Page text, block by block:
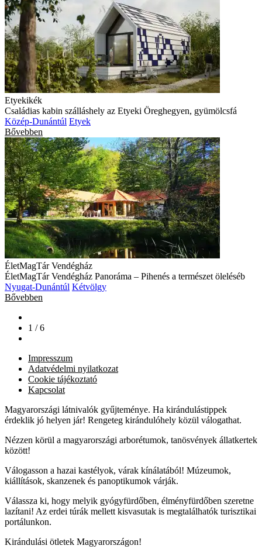
Etyekikék
Családias kabin szálláshely az Etyeki Öreghegyen, gyümölcsfá
Közép-Dunántúl Etyek
Bővebben
ÉletMagTár Vendégház
ÉletMagTár Vendégház Panoráma – Pihenés a természet öleléséb
Nyugat-Dunántúl Kétvölgy
Bővebben
1 / 6
Impresszum
Adatvédelmi nyilatkozat
Cookie tájékoztató
Kapcsolat
Magyarországi látnivalók gyűjteménye. Ha kirándulástippek
érdeklik jó helyen jár! Rengeteg kirándulóhely közül válogathat.
Nézzen körül a magyarországi arborétumok, tanösvények állatkertek
között!
Válogasson a hazai kastélyok, várak kínálatából! Múzeumok,
kiállítások, skanzenek és panoptikumok várják.
Válassza ki, hogy melyik gyógyfürdőben, élményfürdőben szeretne
lazítani! Az erdei túrák mellett kisvasutak is megtalálhatók turisztikai
portálunkon.
Kirándulási ötletek Magyarországon!